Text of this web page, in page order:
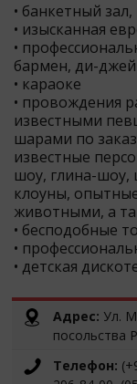
• банкетный
• изысканная
•
бармен, ди-джей
• караоке
• провождения
известными
шарами по
известные
шоу, глина-
клоуны,
животными, а
• бесподобные
•
• детская
Адрес: Ул.
посольства
Телефон: